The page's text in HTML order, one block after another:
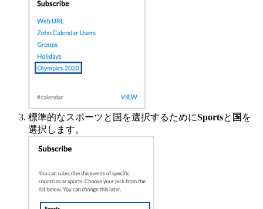
標準的なスポーツと国を選択するためにSportsと 国 を
選択します。